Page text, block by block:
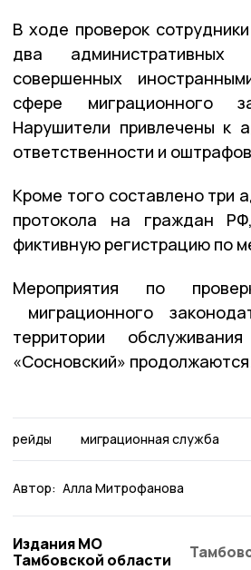
В ходе проверок
два административных
совершенных
сфере миграционного
Нарушители привлечены к
ответственности и
Кроме того составлено три
протокола на граждан
фиктивную регистрацию по
Мероприятия по
миграционного
территории
«Сосновский»
рейды миграционная служба
Автор: Алла Митрофанова
Издания МО
Тамбовской области